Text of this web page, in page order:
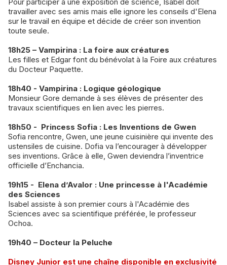
Pour participer à une exposition de science, Isabel doit
travailler avec ses amis mais elle ignore les conseils d'Elena
sur le travail en équipe et décide de créer son invention
toute seule.
18h25 – Vampirina : La foire aux créatures
Les filles et Edgar font du bénévolat à la Foire aux créatures
du Docteur Paquette.
18h40 - Vampirina : Logique géologique
Monsieur Gore demande à ses élèves de présenter des
travaux scientifiques en lien avec les pierres.
18h50 - Princess Sofia : Les Inventions de Gwen
Sofia rencontre, Gwen, une jeune cuisinière qui invente des
ustensiles de cuisine. Dofia va l’encourager à développer
ses inventions. Grâce à elle, Gwen deviendra l’inventrice
officielle d’Enchancia.
19h15 - Elena d’Avalor : Une princesse à l'Académie
des Sciences
Isabel assiste à son premier cours à l'Académie des
Sciences avec sa scientifique préférée, le professeur
Ochoa.
19h40 – Docteur la Peluche
Disney Junior est une chaîne disponible en exclusivité